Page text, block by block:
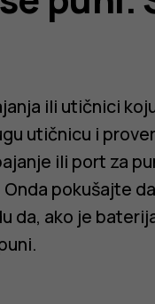
ili utičnici
utičnicu i
ili port za
pokušajte
da, ako je